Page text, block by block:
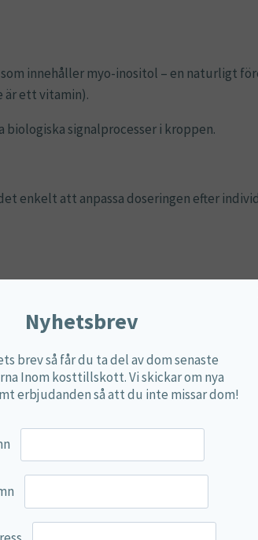
innehåller myo-inositol – en naturligt
är ett vitamin).
signalprocesser i kroppen.
enkelt att anpassa doseringen efter
välbefinnande.
Myo-Inositol Pulver tillverkas
för dagligt bruk enligt rekommenderad
rör om.
Nyhetsbrev
brev så får du ta del av dom senaste
Inom kosttillskott. Vi skickar om nya
erbjudanden så att du inte missar dom!